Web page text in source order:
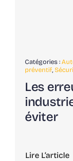
Catégories :
préventif,
Les
éviter
Lire L’article